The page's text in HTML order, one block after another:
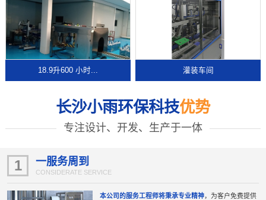
18.9升600 小时... 灌装车间
长沙小雨环保科技优势
专注设计、开发、生产于一体
1 一服务周到
CONSIDERATE SERVICE
本公司的服务工程师将秉承专业精神，为客户免费提供